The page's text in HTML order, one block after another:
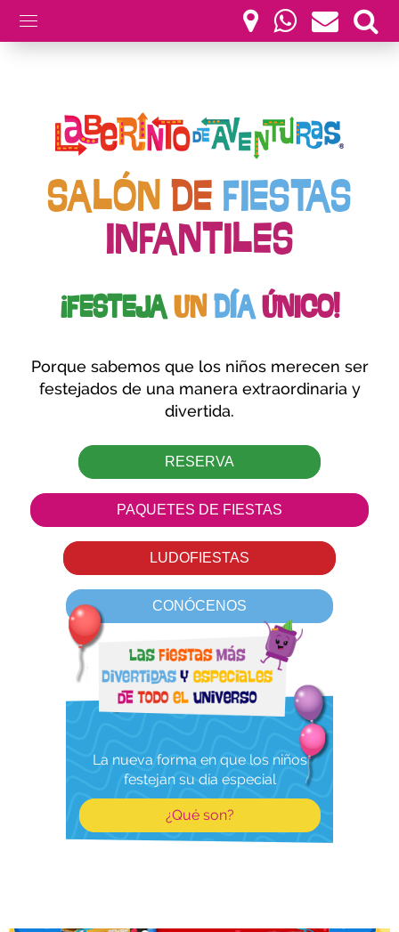
SALÓN DE FIESTAS
INFANTILES
¡FESTEJA UN DÍAÚNICO!
Porque sabemos que los niños merecen ser
festejados de una manera extraordinaria y
divertida.
RESERVA
PAQUETES DE FIESTAS
LUDOFIESTAS
CONÓCENOS
La nueva forma en que los niños
festejan su día especial
¿Qué son?